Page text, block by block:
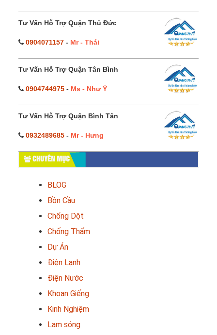
Tư Vấn Hỗ Trợ Quận Thủ Đức
0904071157 - Mr - Thái
Tư Vấn Hỗ Trợ Quận Tân Bình
0904744975 - Ms - Như Ý
Tư Vấn Hỗ Trợ Quận Bình Tân
0932489685 - Mr - Hưng
CHUYÊN MỤC
BLOG
Bồn Cầu
Chống Dột
Chống Thấm
Dự Án
Điện Lạnh
Điện Nước
Khoan Giếng
Kinh Nghiệm
Lam sóng